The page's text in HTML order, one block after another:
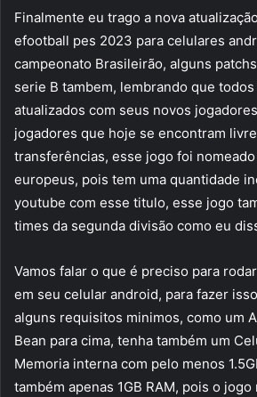
Finalmente eu trago a nova
efootball pes 2023 para celulares
campeonato Brasileirão, alguns
serie B tambem, lembrando que
atualizados com seus novos
jogadores que hoje se encontram
transferências, esse jogo foi
europeus, pois tem uma quantidade
youtube com esse titulo, esse jogo
times da segunda divisão como eu
Vamos falar o que é preciso para
em seu celular android, para fazer
alguns requisitos minimos, como um
Bean para cima, tenha também um
Memoria interna com pelo menos
também apenas 1GB RAM, pois o